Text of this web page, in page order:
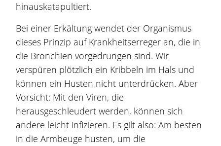
hinauskatapultiert.
Bei einer Erkältung wendet der Organismus
dieses Prinzip auf Krankheitserreger an, die in
die Bronchien vorgedrungen sind. Wir
verspüren plötzlich ein Kribbeln im Hals und
können ein Husten nicht unterdrücken. Aber
Vorsicht: Mit den Viren, die
herausgeschleudert werden, können sich
andere leicht infizieren. Es gilt also: Am besten
in die Armbeuge husten, um die